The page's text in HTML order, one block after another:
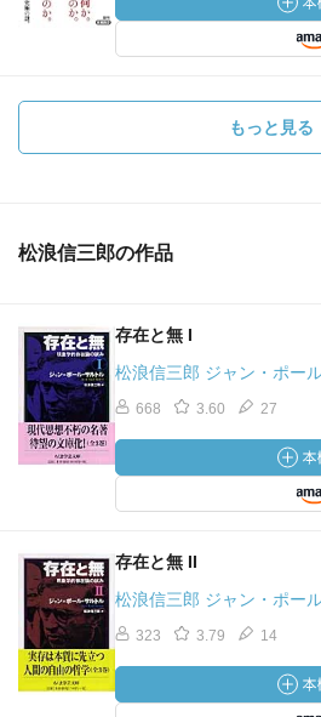
もっと見る
松浪信三郎の作品
存在と無 I
松浪信三郎 ジャン・ポー
668 3.60 27
存在と無 II
松浪信三郎 ジャン・ポー
323 3.79 14